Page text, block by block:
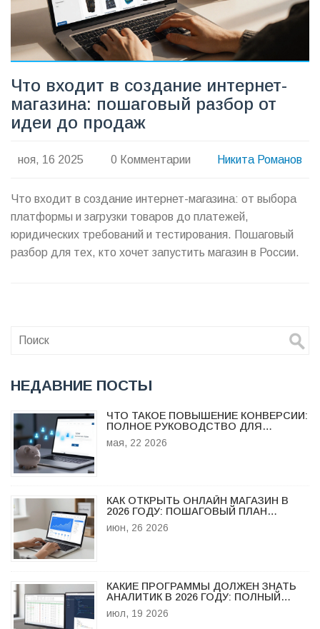
Что входит в создание интернет-
магазина: пошаговый разбор от
идеи до продаж
ноя, 16 2025 0 Комментарии Никита Романов
Что входит в создание интернет-магазина: от выбора
платформы и загрузки товаров до платежей,
юридических требований и тестирования. Пошаговый
разбор для тех, кто хочет запустить магазин в России.
НЕДАВНИЕ ПОСТЫ
ЧТО ТАКОЕ ПОВЫШЕНИЕ КОНВЕРСИИ:
ПОЛНОЕ РУКОВОДСТВО ДЛЯ
БИЗНЕСА
мая, 22 2026
КАК ОТКРЫТЬ ОНЛАЙН МАГАЗИН В
2026 ГОДУ: ПОШАГОВЫЙ ПЛАН
ЗАПУСКА
июн, 26 2026
КАКИЕ ПРОГРАММЫ ДОЛЖЕН ЗНАТЬ
АНАЛИТИК В 2026 ГОДУ: ПОЛНЫЙ
СПИСОК ИНСТРУМЕНТОВ
июл, 19 2026